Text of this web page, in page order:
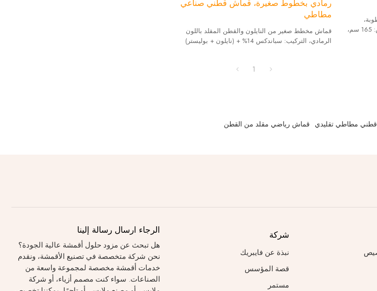
التركيب: سباندكس 14% + نايلون 86، العرض: 165 سم،
رمادي بخطوط صغيرة، قماش قطني صناعي
مطاطي
قماش مخطط صغير من النايلون والقطن المقلد باللون
الرمادي، التركيب: سباندكس 14% + (نايلون + بوليستر)
1
مطاطي تقليدي قماش رياضي مقلد من القطن
شركة
نبذة عن فايبريك
قصة المؤسس
مستمر
الرجاء ارسال رسالة إلينا
هل تبحث عن مزود حلول أقمشة عالية الجودة؟
نحن شركة متخصصة في تصنيع الأقمشة، ونقدم
خدمات أقمشة مخصصة لمجموعة واسعة من
الصناعات. سواء كنت مصمم أزياء، أو شركة